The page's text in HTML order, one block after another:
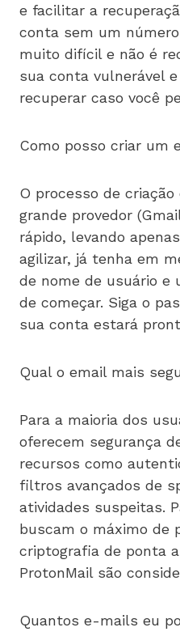
e facilitar a
conta sem um
muito difícil e não é
sua conta vulnerável
recuperar caso você
Como posso criar um
O processo de
grande provedor
rápido, levando
agilizar, já tenha em
de nome de usuário e
de começar. Siga o
sua conta estará
Qual o email mais
Para a maioria dos
oferecem segurança
recursos como
filtros avançados de
atividades suspeitas.
buscam o máximo de
criptografia de ponta
ProtonMail são
Quantos e-mails eu